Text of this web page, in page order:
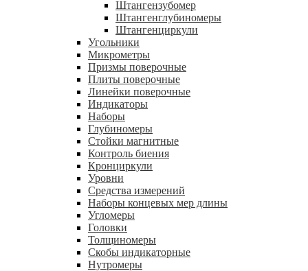
Штангензубомер
Штангенглубиномеры
Штангенциркули
Угольники
Микрометры
Призмы поверочные
Плиты поверочные
Линейки поверочные
Индикаторы
Наборы
Глубиномеры
Стойки магнитные
Контроль биения
Кронциркули
Уровни
Средства измерений
Наборы концевых мер длины
Угломеры
Головки
Толщиномеры
Скобы индикаторные
Нутромеры